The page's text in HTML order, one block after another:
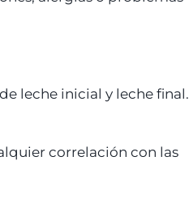
leche inicial y leche final.
correlación con las